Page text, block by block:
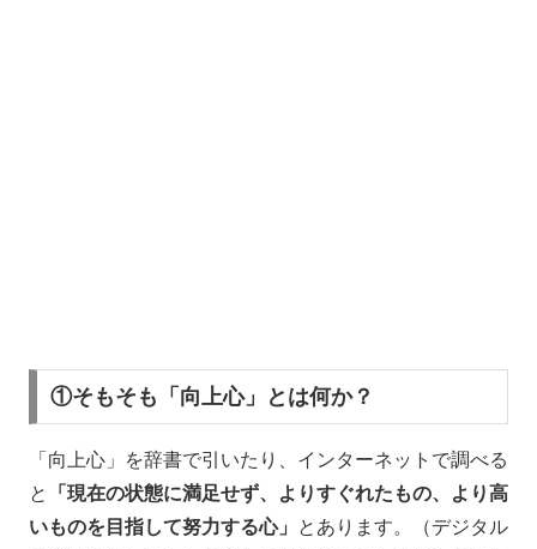
①そもそも「向上心」とは何か？
「向上心」を辞書で引いたり、インターネットで調べる
と
「現在の状態に満足せず、よりすぐれたもの、より高
いものを目指して努力する心」
とあります。（デジタル